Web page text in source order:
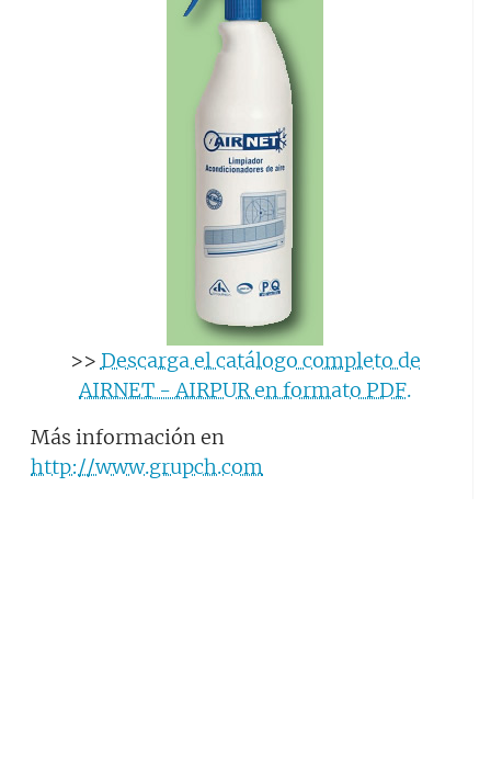
>> Descarga el catálogo completo de
AIRNET - AIRPUR en formato PDF.
Más información en
http://www.grupch.com